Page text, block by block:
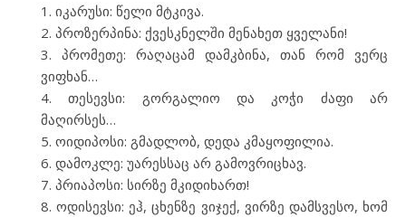
იკარუსი: წელი მტკივა.
პროზერპინა: ქვესკნელში მენახეთ ყველანი!
პრომეთე: რაღაცამ დამკბინა, თან რომ ვერც
ვიფხან…
თესევსი: გორგალიო და კოჭი ძაფი არ
მაღირსეს…
ოიდიპოსი: გმადლობ, დედა კმაყოფილია.
დამოკლე: უარესსაც არ გამოვრიცხავ.
პრიაპოსი: სირზე მკიდიხართ!
ოდისევსი: ეჰ, ცხენზე ვიჯექ, ვირზე დამსვესო, ხომ